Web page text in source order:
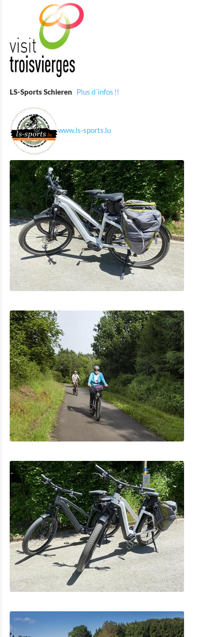
Agenda
Actualités
LS-Sports Schieren Plus d´infos !!
www.ls-sports.lu